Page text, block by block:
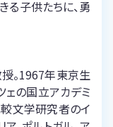
る子供たちに、勇
。1967年東京生
ェの国立アカデミ
文学研究者のイ